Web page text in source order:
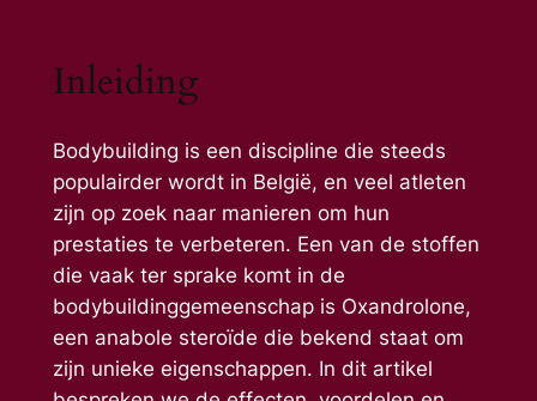
Inleiding
Bodybuilding is een discipline die steeds
populairder wordt in België, en veel atleten
zijn op zoek naar manieren om hun
prestaties te verbeteren. Een van de stoffen
die vaak ter sprake komt in de
bodybuildinggemeenschap is Oxandrolone,
een anabole steroïde die bekend staat om
zijn unieke eigenschappen. In dit artikel